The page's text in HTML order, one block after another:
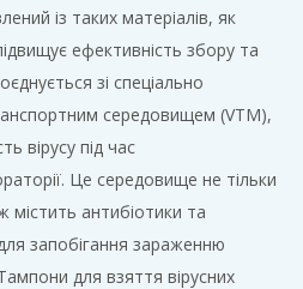
із таких матеріалів, як
ефективність збору та
зі спеціально
середовищем (VTM),
вірусу під час
Це середовище не тільки
містить антибіотики та
запобігання зараженню
для взяття вірусних